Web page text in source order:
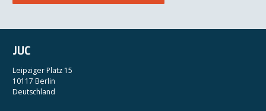
JUC
Leipziger Platz 15
10117 Berlin
Deutschland